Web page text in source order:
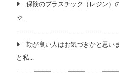
保険のプラスチック（レジン）
ゃ...
勘が良い人はお気づきかと思い
と私...